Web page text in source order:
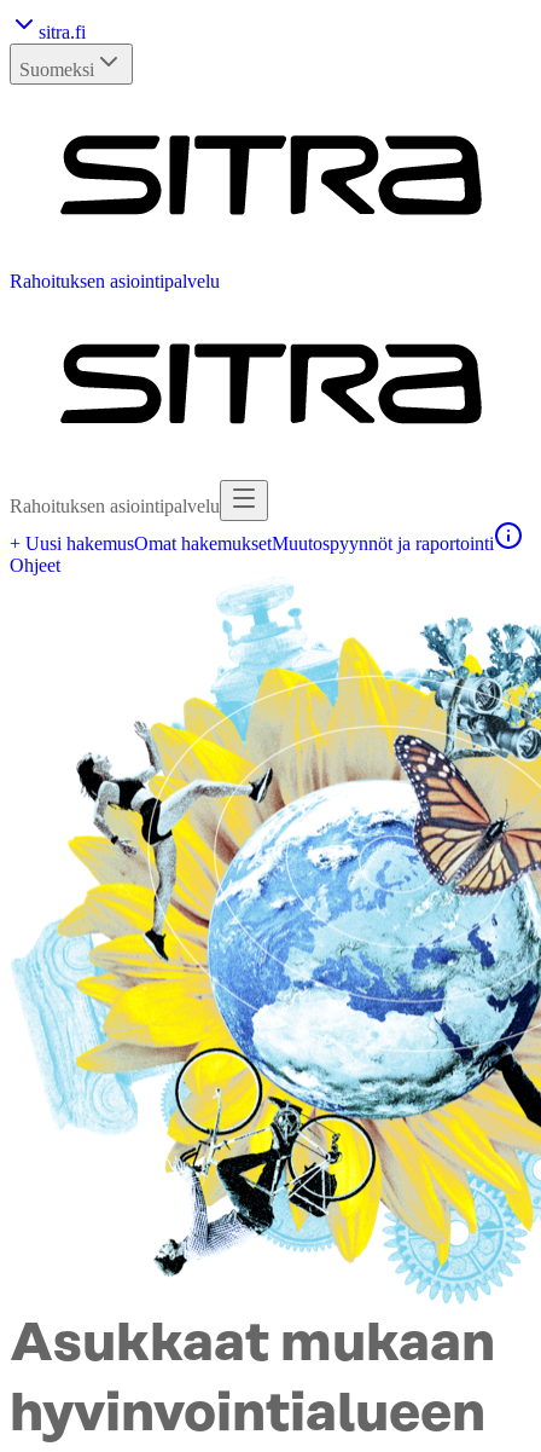
sitra.fi
Suomeksi
Rahoituksen asiointipalvelu
Rahoituksen asiointipalvelu
+ Uusi hakemusOmat hakemuksetMuutospyynnöt ja raportointi
Ohjeet
Asukkaat mukaan
hyvinvointialueen